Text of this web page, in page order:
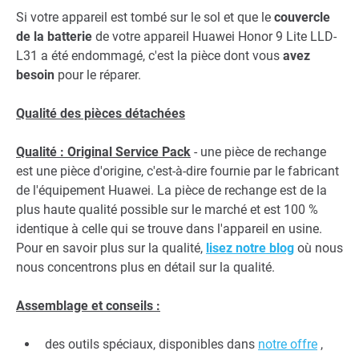
Si votre appareil est tombé sur le sol et que le couvercle
de la batterie de votre appareil Huawei Honor 9 Lite LLD-
L31 a été endommagé, c'est la pièce dont vous avez
besoin pour le réparer.
Qualité des pièces détachées
Qualité : Original Service Pack - une pièce de rechange
est une pièce d'origine, c'est-à-dire fournie par le fabricant
de l'équipement Huawei. La pièce de rechange est de la
plus haute qualité possible sur le marché et est 100 %
identique à celle qui se trouve dans l'appareil en usine.
Pour en savoir plus sur la qualité, lisez notre blog où nous
nous concentrons plus en détail sur la qualité.
Assemblage et conseils :
des outils spéciaux, disponibles dans notre offre ,